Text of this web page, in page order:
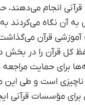
قرآنی انجام
به آن نگاه
قرآن
قرآن را در بخش
برای حمایت
مؤسسات قرآنی